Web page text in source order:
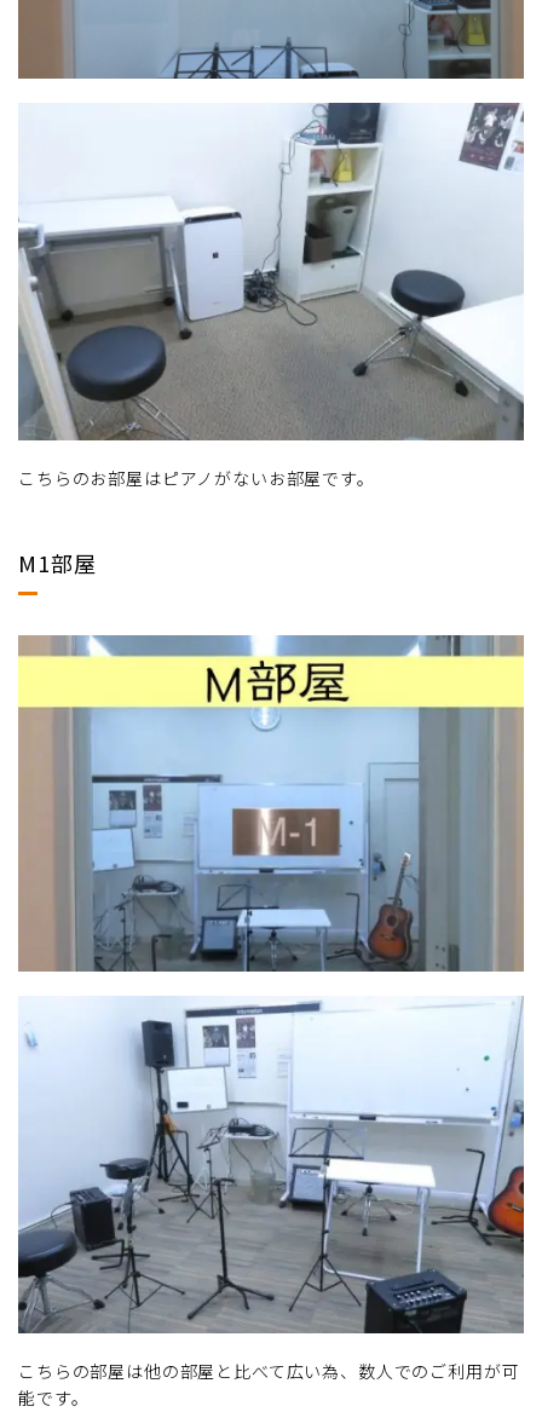
こちらのお部屋はピアノがないお部屋です。
M1部屋
こちらの部屋は他の部屋と比べて広い為、数人でのご利用が可
能です。